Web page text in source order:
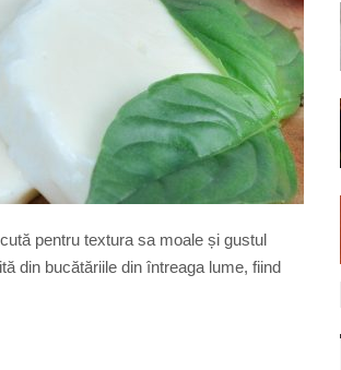
pentru textura sa moale și gustul
din bucătăriile din întreaga lume, fiind